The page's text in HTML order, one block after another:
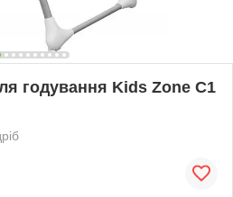
годування Kids Zone C1